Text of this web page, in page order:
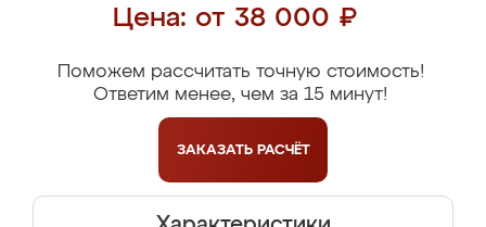
Цена: от 38 000 ₽
Поможем рассчитать точную стоимость!
Ответим менее, чем за 15 минут!
ЗАКАЗАТЬ РАСЧЁТ